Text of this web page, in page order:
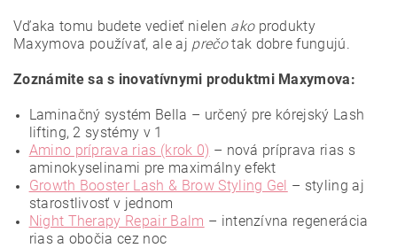
Vďaka tomu budete vedieť nielen akoprodukty
Maxymova používať, ale aj prečotak dobre fungujú.
Zoznámite sa s inovatívnymi produktmi Maxymova:
Laminačný systém Bella – určený pre kórejský Lash
lifting, 2 systémy v 1
Amino príprava rias (krok 0) – nová príprava rias s
aminokyselinami pre maximálny efekt
Growth Booster Lash & Brow Styling Gel – styling aj
starostlivosť v jednom
Night Therapy Repair Balm – intenzívna regenerácia
rias a obočia cez noc